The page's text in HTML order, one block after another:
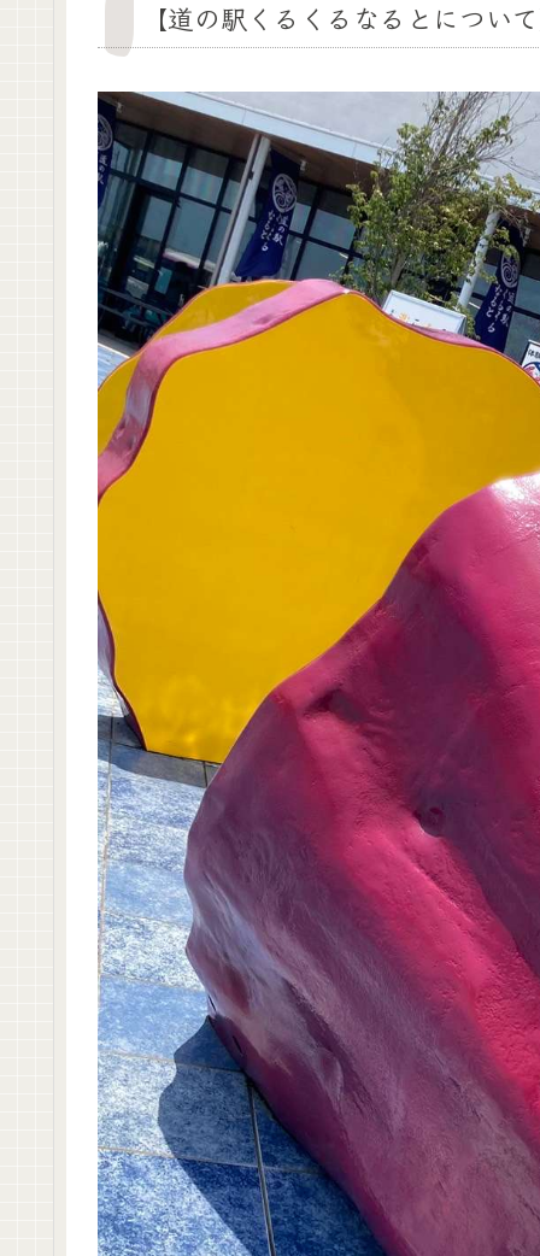
【道の駅くるくるなるとについ